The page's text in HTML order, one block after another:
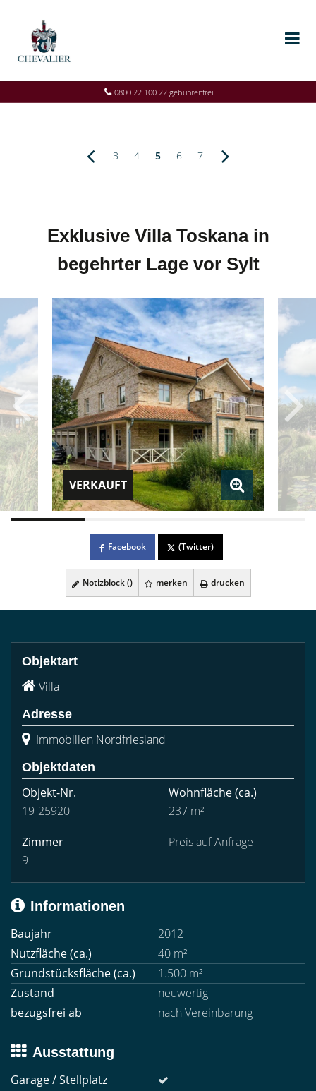
0800 22 100 22 gebührenfrei
3 4 5 6 7
Exklusive Villa Toskana in
begehrter Lage vor Sylt
VERKAUFT
Facebook (Twitter)
Notizblock () merken drucken
Objektart
Villa
Adresse
Immobilien Nordfriesland
Objektdaten
Objekt-Nr.
19-25920
Wohnfläche(ca.)
237 m²
Zimmer
9
Preis auf Anfrage
Informationen
Baujahr
2012
Nutzfläche (ca.)
40 m²
Grundstücksfläche (ca.)
1.500 m²
Zustand
neuwertig
bezugsfrei ab
nach Vereinbarung
Ausstattung
Garage / Stellplatz